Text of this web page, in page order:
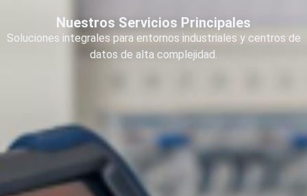
Nuestros Servicios Principales
Soluciones integrales para entornos industriales y centros de
datos de alta complejidad.